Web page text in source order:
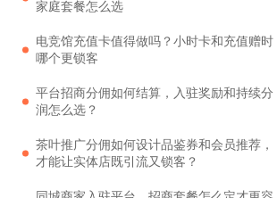
家庭套餐怎么选
电竞馆充值卡值得做吗？小时卡和充值赠时
哪个更锁客
平台招商分佣如何结算，入驻奖励和持续分
润怎么选？
茶叶推广分佣如何设计品鉴券和会员推荐，
才能让实体店既引流又锁客？